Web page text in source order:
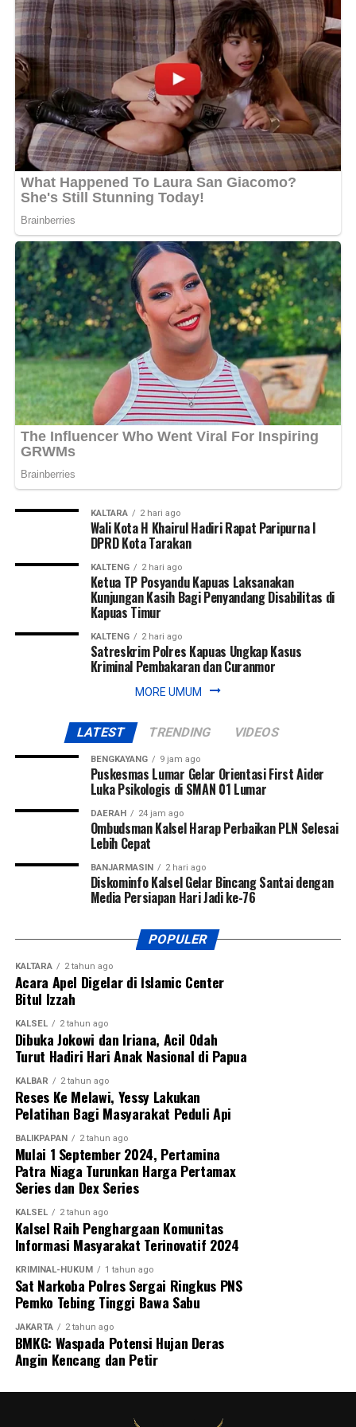
Noah mengatakan kegiatan fasilitasi digelar karena masih
terdapat desa dan kelurahan yang belum menyelesaikan
penginputan data Prodeskel dan Epdeskel Tahun 2026.
Menurutnya kondisi tersebut dipengaruhi keterbatasan
kemampuan teknis operator dan adanya pergantian
petugas di sejumlah desa maupun kelurahan.
Maka itu mengatasi persoalan tersebut DPMD
mengembangkan inovasi PROAKTIF atau Profil
Desa/Kelurahan yang Akurat Aktual Terintegrasi dan
Partisipatif dengan melibatkan pemerintah desa kelurahan
kecamatan hingga DPMD dalam proses pemutakhiran dan
validasi data.
“Kami ingin seluruh data desa
dan kelurahan dapat diinput secara akurat sehingga mampu
menggambarkan kondisi riil sebagai dasar penilaian
perkembangan desa,” ujarnya. (Ujg/SB)
Views: 29
Bagikan ke
WhatsApp
Messenger 0 Twitter/X 0
KALTARA 2 hari ago
Wali Kota H Khairul Hadiri Rapat Paripurna I
DPRD Kota Tarakan
KALTENG 2 hari ago
Ketua TP Posyandu Kapuas Laksanakan
Kunjungan Kasih Bagi Penyandang Disabilitas di
Kapuas Timur
KALTENG 2 hari ago
Satreskrim Polres Kapuas Ungkap Kasus
Kriminal Pembakaran dan Curanmor
MORE UMUM
LATEST TRENDING VIDEOS
BENGKAYANG 9 jam ago
Puskesmas Lumar Gelar Orientasi First Aider
Luka Psikologis di SMAN 01 Lumar
DAERAH 24 jam ago
Ombudsman Kalsel Harap Perbaikan PLN Selesai
Lebih Cepat
BANJARMASIN 2 hari ago
Diskominfo Kalsel Gelar Bincang Santai dengan
Media Persiapan Hari Jadi ke-76
POPULER
KALTARA 2 tahun ago
Acara Apel Digelar di Islamic Center
Bitul Izzah
KALSEL 2 tahun ago
Dibuka Jokowi dan Iriana, Acil Odah
Turut Hadiri Hari Anak Nasional di Papua
KALBAR 2 tahun ago
Reses Ke Melawi, Yessy Lakukan
Pelatihan Bagi Masyarakat Peduli Api
BALIKPAPAN 2 tahun ago
Mulai 1 September 2024, Pertamina
Patra Niaga Turunkan Harga Pertamax
Series dan Dex Series
KALSEL 2 tahun ago
Kalsel Raih Penghargaan Komunitas
Informasi Masyarakat Terinovatif 2024
KRIMINAL-HUKUM 1 tahun ago
Sat Narkoba Polres Sergai Ringkus PNS
Pemko Tebing Tinggi Bawa Sabu
JAKARTA 2 tahun ago
BMKG: Waspada Potensi Hujan Deras
Angin Kencang dan Petir